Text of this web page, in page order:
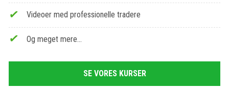
Videoer med professionelle tradere
Og meget mere…
SE VORES KURSER